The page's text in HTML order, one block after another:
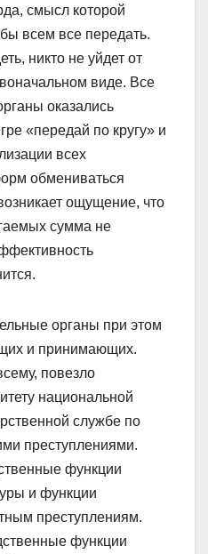
смысл которой
всем все передать.
никто не уйдет от
виде. Все
оказались
«передай по кругу» и
всех
обмениваться
ощущение, что
сумма не
органы при этом
и принимающих.
повезло
национальной
службе по
преступлениями.
функции
и функции
преступлениям.
функции